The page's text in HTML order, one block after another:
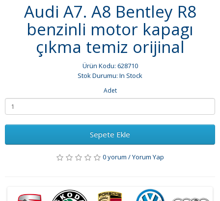
Audi A7. A8 Bentley R8
benzinli motor kapagı
çıkma temiz orijinal
Ürün Kodu: 628710
Stok Durumu: In Stock
Adet
Sepete Ekle
0 yorum /Yorum Yap